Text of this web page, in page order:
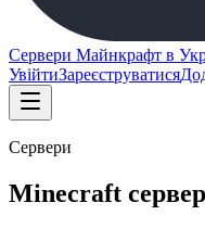
Сервери Майнкрафт в
УвійтиЗареєструватися
Сервери
Minecraft